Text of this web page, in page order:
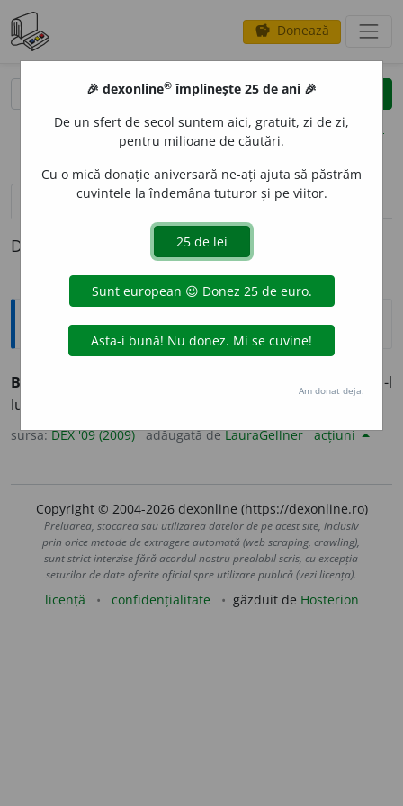
savings Donează
clear
opțiuni
definiții (1) pronunțievolume_up (2)
Definiția cu ID-ul 834308:
Explicative DEX
B
(pe cineva) = a-l
lua dracul, a o păți; a muri. – Din
sursa:DEX '09 (2009) adăugată deLauraGellner acțiuni
Copyright © 2004-2026 dexonline (https://dexonline.ro)
Preluarea, stocarea sau utilizarea datelor de pe acest site, inclusiv
prin orice metode de extragere automată (web scraping, crawling),
sunt strict interzise fără acordul nostru prealabil scris, cu excepția
seturilor de date oferite oficial spre utilizare publică (vezi licența).
licență confidențialitate găzduit de Hosterion
🎉 dexonline® împlinește 25 de ani 🎉
De un sfert de secol suntem aici, gratuit, zi de zi,
pentru milioane de căutări.
Cu o mică donație aniversară ne-ați ajuta să păstrăm
cuvintele la îndemâna tuturor și pe viitor.
Am donat deja.